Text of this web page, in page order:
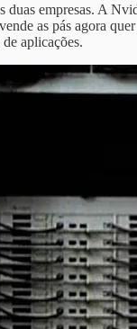
empresas. A
as pás agora
aplicações.